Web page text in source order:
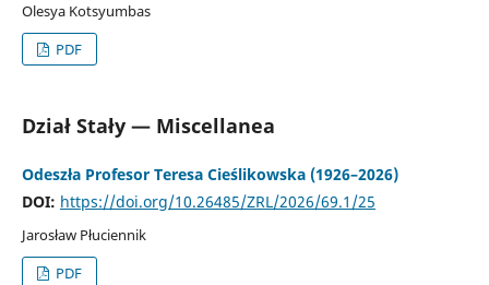
Olesya Kotsyumbas
PDF
Dział Stały — Miscellanea
Odeszła Profesor Teresa Cieślikowska (1926–2026)
DOI: https://doi.org/10.26485/ZRL/2026/69.1/25
Jarosław Płuciennik
PDF